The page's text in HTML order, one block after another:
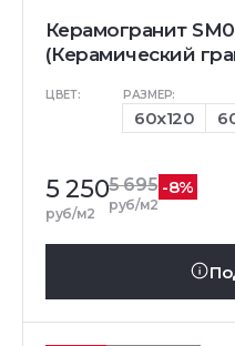
Керамогранит
(Керамический
ЦВЕТ: РАЗМЕР:
60x120
5 250
руб/м2
5 695
руб/м2
-8%